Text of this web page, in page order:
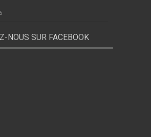
NOUS SUR FACEBOOK